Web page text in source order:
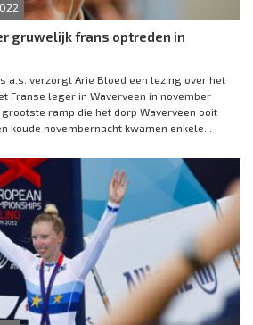
gruwelijk frans optreden in
a.s. verzorgt Arie Bloed een lezing over het
Franse leger in Waverveen in november
ramp die het dorp Waverveen ooit
koude novembernacht kwamen enkele...